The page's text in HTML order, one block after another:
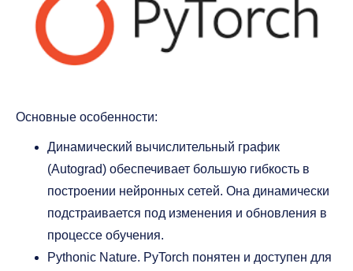
Основные особенности:
Динамический вычислительный график
(Autograd) обеспечивает большую гибкость в
построении нейронных сетей. Она динамически
подстраивается под изменения и обновления в
процессе обучения.
Pythonic Nature. PyTorch понятен и доступен для